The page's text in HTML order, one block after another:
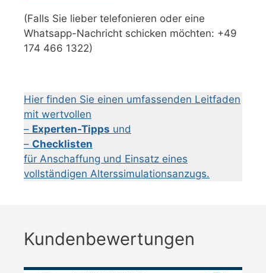
(Falls Sie lieber telefonieren oder eine
Whatsapp-Nachricht schicken möchten: +49
174 466 1322)
Hier finden Sie einen umfassenden Leitfaden
mit wertvollen
– Experten-Tipps und
– Checklisten
für Anschaffung und Einsatz eines
vollständigen Alterssimulationsanzugs.
Kundenbewertungen